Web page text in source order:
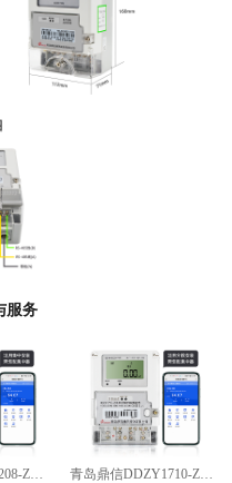
服务
Z型RS485通讯智能电能表
青岛鼎信DDZY1710-Z型